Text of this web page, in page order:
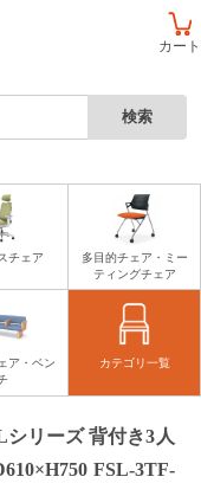
カート
チェア
多目的チェア・ミー
ティングチェア
ア・ベン
カテゴリ一覧
リーズ 背付き3人
FSL-3TF-